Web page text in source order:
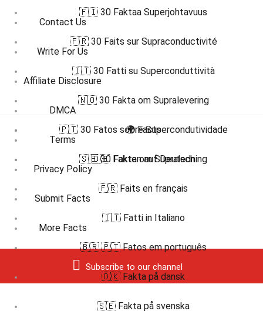
Contact Us
Write For Us
Affiliate Disclosure
DMCA
Terms
Privacy Policy
Submit Facts
More Facts
Subscribe to our channel
🇫🇮 30 Faktaa Superjohtavuus
🇫🇷 30 Faits sur Supraconductivité
🇮🇹 30 Fatti su Superconduttività
🇳🇴 30 Fakta om Supralevering
🇵🇹 30 Fatos sobre Supercondutividade
🇸🇪 30 Fakta om Supraledning
🌍 Facts
🇩🇪 Fakten auf Deutsch
🇫🇷 Faits en français
🇮🇹 Fatti in Italiano
🇧🇷 🇵🇹 Fatos em português
🇩🇰 Fakta på dansk
🇸🇪 Fakta på svenska